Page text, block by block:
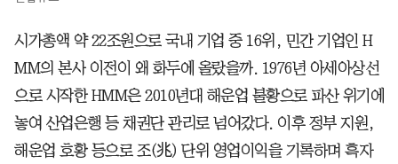
시가총액 약 22조원으로 국내 기업 중 16위, 민간 기업인 H
MM의 본사 이전이 왜 화두에 올랐을까. 1976년 아세아상선
으로 시작한 HMM은 2010년대 해운업 불황으로 파산 위기에
놓여 산업은행 등 채권단 관리로 넘어갔다. 이후 정부 지원,
해운업 호황 등으로 조(兆) 단위 영업이익을 기록하며 흑자